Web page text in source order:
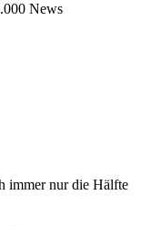
News
immer nur die Hälfte